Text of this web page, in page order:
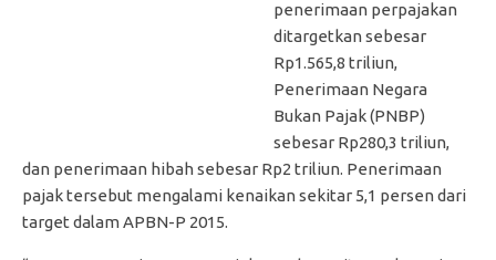
penerimaan perpajakan
ditargetkan sebesar Rp1.565,8 triliun, Penerimaan Negara
Bukan Pajak (PNBP) sebesar Rp280,3 triliun, dan
penerimaan hibah sebesar Rp2 triliun. Penerimaan pajak
tersebut mengalami kenaikan sekitar 5,1 persen dari target
“Dengan penerimaan perpajakan sebesar itu, maka rasio
penerimaan perpajakan terhadap Produk Domestik Bruto